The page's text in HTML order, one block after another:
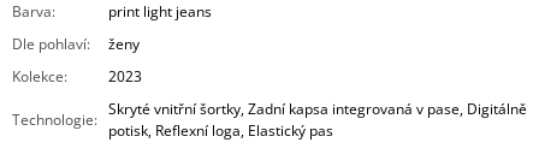
Barva:
print light jeans
Dle pohlaví:
ženy
Kolekce: 2023
Technologie:
Skryté vnitřní šortky, Zadní kapsa integrovaná v pase, Digitálně
potisk, Reflexní loga, Elastický pas